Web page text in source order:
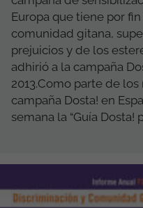
Europa que tiene por
comunidad gitana,
prejuicios y de los
adhirió a la campaña
2013.Como parte de
campaña Dosta! en
semana la “Guía Dosta!